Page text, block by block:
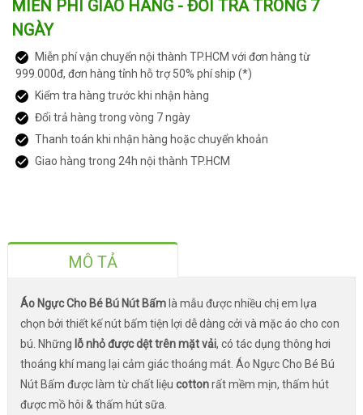
MIỄN PHÍ GIAO HÀNG - ĐỔI TRẢ TRONG 7
NGÀY
Miễn phí vận chuyển nội thành TP.HCM với đơn hàng từ
999.000đ, đơn hàng tỉnh hỗ trợ 50% phí ship (*)
Kiểm tra hàng trước khi nhận hàng
Đổi trả hàng trong vòng 7 ngày
Thanh toán khi nhận hàng hoặc chuyển khoản
Giao hàng trong 24h nội thành TP.HCM
MÔ TẢ
Áo Ngực Cho Bé Bú Nút Bấmlà mẫu được nhiều chị em lựa
chọn bởi thiết kế nút bấm tiện lợi dễ dàng cởi và mặc áo cho con
bú. Những lỗ nhỏ được dệt trên mặt vải, có tác dụng thông hơi
thoáng khí mang lại cảm giác thoáng mát. Áo Ngực Cho Bé Bú
Nút Bấm được làm từ chất liệu cottonrất mềm mịn, thấm hút
được mồ hôi & thấm hút sữa.